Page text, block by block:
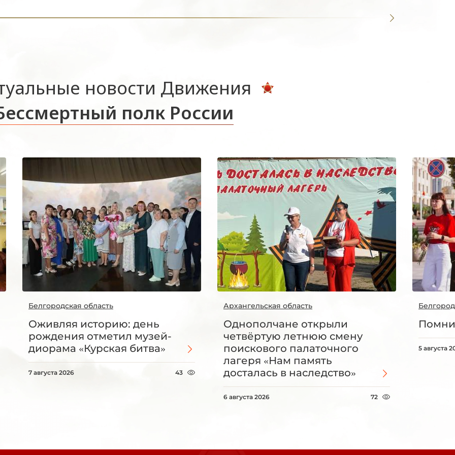
новости Движения
полк России
Белгородская область
Оживляя историю: день
рождения отметил музей-
диорама «Курская битва»
7 августа 2026 43
Архангельская область
Однополчане открыли
четвёртую летнюю смену
поискового палаточного
лагеря «Нам память
досталась в наследство»
6 августа 2026 72
5 августа